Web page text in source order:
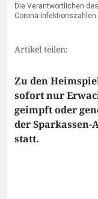
Die Verantwortlichen
Corona-
Artikel teilen:
Zu den
sofort nur
geimpft oder
der Sparkassen-
statt.